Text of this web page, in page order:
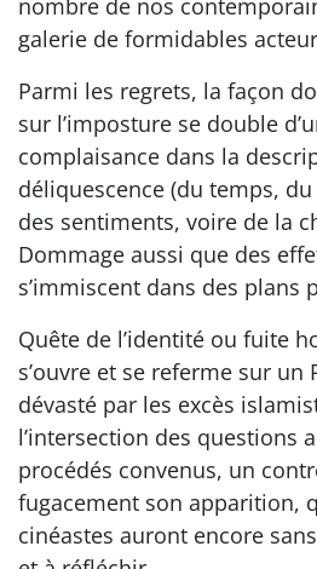
nombre de nos
galerie de formidables
Parmi les regrets, la façon
sur l’imposture se double
complaisance dans la
déliquescence (du temps,
des sentiments, voire de la
Dommage aussi que des
s’immiscent dans des plans
Quête de l’identité ou fuite
s’ouvre et se referme sur un
dévasté par les excès
l’intersection des questions
procédés convenus, un
fugacement son apparition,
cinéastes auront encore